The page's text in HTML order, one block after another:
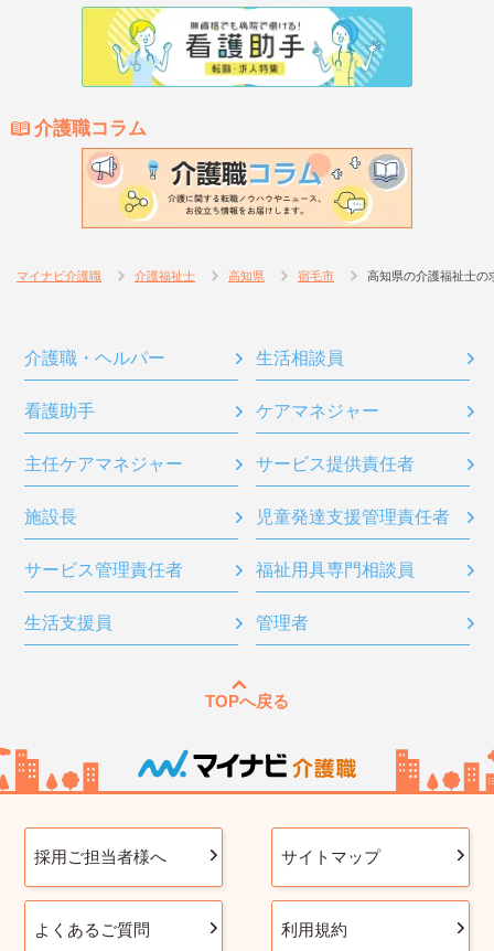
介護職コラム
マイナビ介護職 介護福祉士 高知県 宿毛市 高知県の介護福祉士の
介護職・ヘルパー 生活相談員
看護助手 ケアマネジャー
主任ケアマネジャー サービス提供責任者
施設長 児童発達支援管理責任者
サービス管理責任者 福祉用具専門相談員
生活支援員 管理者
TOPへ戻る
採用ご担当者様へ サイトマップ
よくあるご質問 利用規約